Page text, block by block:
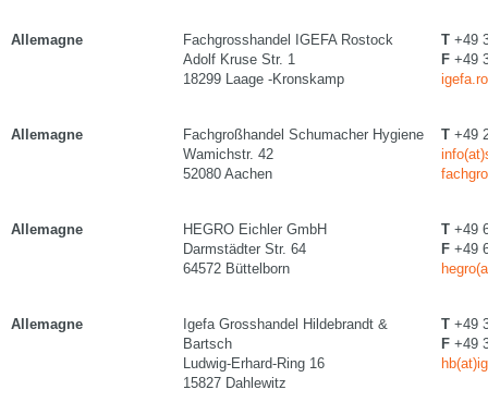
Allemagne
Fachgrosshandel IGEFA Rostock
Adolf Kruse Str. 1
18299 Laage -Kronskamp
T +49
F +49
Allemagne
Fachgroßhandel Schumacher Hygiene
Wamichstr. 42
52080 Aachen
T +49
Allemagne
HEGRO Eichler GmbH
Darmstädter Str. 64
64572 Büttelborn
T +49
F +49
Allemagne
Igefa Grosshandel Hildebrandt &
Bartsch
Ludwig-Erhard-Ring 16
15827 Dahlewitz
T +49
F +49